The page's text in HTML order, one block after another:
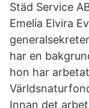
Städ Service
Emelia Elvira
har en
hon har
Innan det